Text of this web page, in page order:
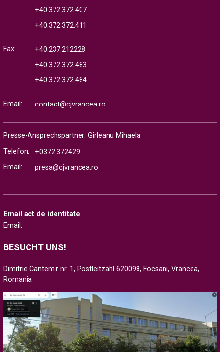
+40.372.372.407
+40.372.372.411
Fax:
+40.237.212228
+40.372.372.483
+40.372.372.484
Email: contact@cjvrancea.ro
Presse-Ansprechspartner: Gîrleanu Mihaela
Telefon:
+0372.372429
Email:
presa@cjvrancea.ro
Email act de identitate
Email:
BESUCHT UNS!
Dimitrie Cantemir nr. 1, Postleitzahl 620098, Focsani, Vrancea,
Romania